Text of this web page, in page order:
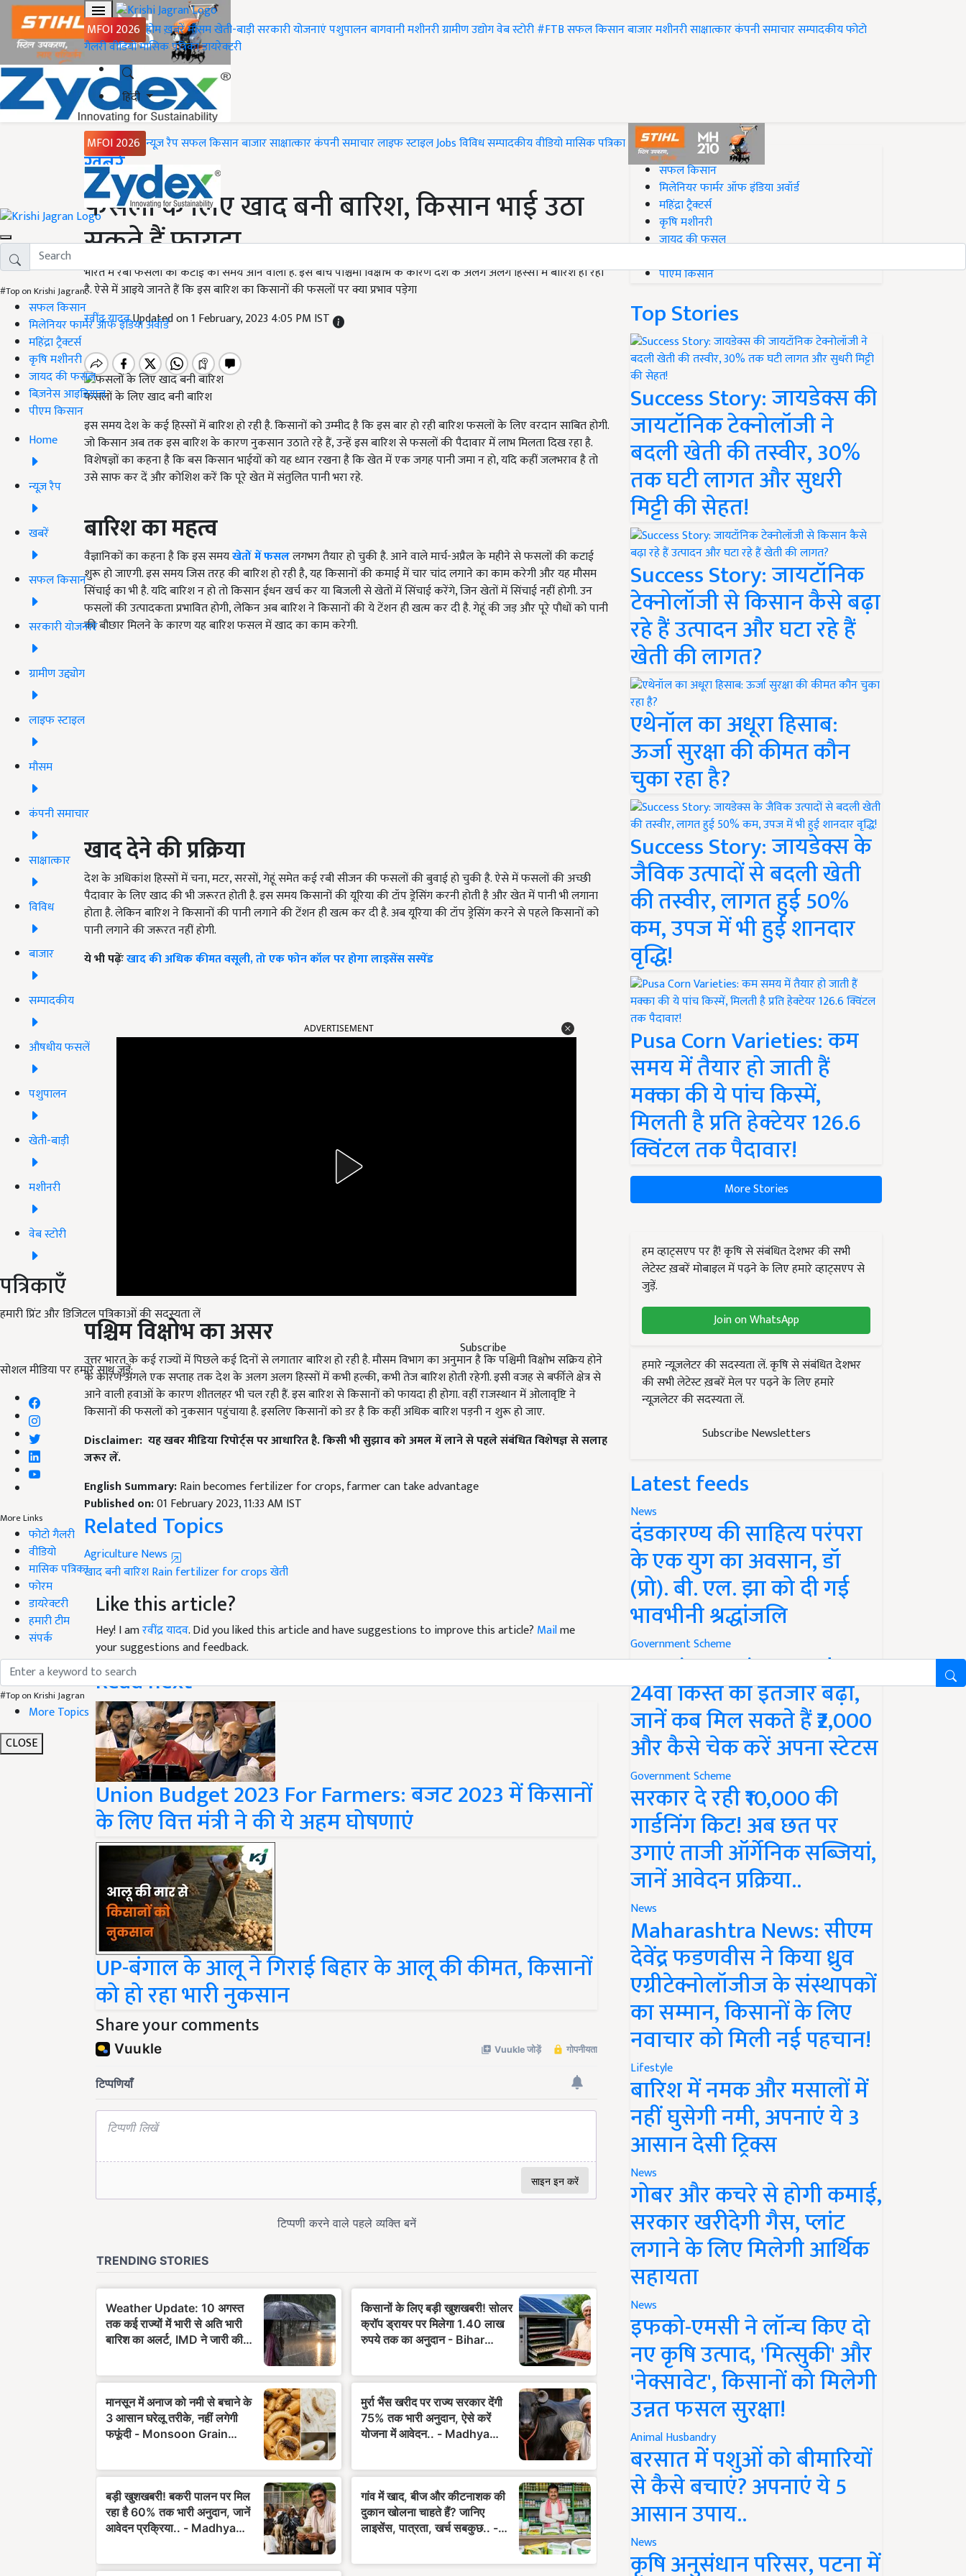
MFOI 2026 होमख़बरेंमौसमखेती-बाड़ीसरकारी योजनाएंपशुपालनबागवानीमशीनरीग्रामीण उद्योगवेब स्टोरी#FTBसफल किसानबाजारमशीनरीसाक्षात्कारकंपनी समाचारसम्पादकीयफोटो
गैलरीवीडियोमासिक पत्रिकाडायरेक्टरी
हिंदी
MFOI 2026 न्यूज़ रैपसफल किसानबाजारसाक्षात्कारकंपनी समाचारलाइफ स्टाइलJobsविविधसम्पादकीयवीडियोमासिक पत्रिका
#Top on Krishi Jagran
सफल किसान
मिलेनियर फार्मर ऑफ इंडिया अवॉर्ड
महिंद्रा ट्रैक्टर्स
कृषि मशीनरी
जायद की फसल
बिज़नेस आइडियाज
पीएम किसान
Home
न्यूज़ रैप
खबरें
सफल किसान
सरकारी योजनाएं
ग्रामीण उद्द्योग
लाइफ स्टाइल
मौसम
कंपनी समाचार
साक्षात्कार
विविध
बाजार
सम्पादकीय
औषधीय फसलें
पशुपालन
खेती-बाड़ी
मशीनरी
वेब स्टोरी
पत्रिकाएँ
हमारी प्रिंट और डिजिटल पत्रिकाओं की सदस्यता लें
Subscribe
सोशल मीडिया पर हमारे साथ जुड़ें:
More Links
फोटो गैलरी
वीडियो
मासिक पत्रिका
फोरम
डायरेक्टरी
हमारी टीम
संपर्क
#Top on Krishi Jagran
More Topics
CLOSE
Home
ख़बरें
फसलों के लिए खाद बनी बारिश, किसान भाई उठा
सकते हैं फायदा
भारत में रबी फसलों की कटाई का समय आने वाला है. इस बीच पश्चिमी विक्षोभ के कारण देश के अलग अलग हिस्सों में बारिश हो रही
है. ऐसे में आइये जानते हैं कि इस बारिश का किसानों की फसलों पर क्या प्रभाव पड़ेगा
रवींद्र यादवUpdated on 1 February, 2023 4:05 PM IST
फसलों के लिए खाद बनी बारिश
इस समय देश के कई हिस्सों में बारिश हो रही है. किसानों को उम्मीद है कि इस बार हो रही बारिश फसलों के लिए वरदान साबित होगी.
जो किसान अब तक इस बारिश के कारण नुकसान उठाते रहे हैं, उन्हें इस बारिश से फसलों की पैदावार में लाभ मिलता दिख रहा है.
विशेषज्ञों का कहना है कि बस किसान भाईयों को यह ध्यान रखना है कि खेत में एक जगह पानी जमा न हो, यदि कहीं जलभराव है तो
उसे साफ कर दें और कोशिश करें कि पूरे खेत में संतुलित पानी भरा रहे.
बारिश का महत्व
वैज्ञानिकों का कहना है कि इस समयखेतों में फसललगभग तैयार हो चुकी है. आने वाले मार्च-अप्रैल के महीने से फसलों की कटाई
शुरू हो जाएगी. इस समय जिस तरह की बारिश हो रही है, यह किसानों की कमाई में चार चांद लगाने का काम करेगी और यह मौसम
सिंचाई का भी है. यदि बारिश न हो तो किसान ईधन खर्च कर या बिजली से खेतों में सिंचाई करेंगे, जिन खेतों में सिंचाई नहीं होगी. उन
फसलों की उत्पादकता प्रभावित होगी, लेकिन अब बारिश ने किसानों की ये टेंशन ही खत्म कर दी है. गेहूं की जड़ और पूरे पौधों को पानी
की बौछार मिलने के कारण यह बारिश फसल में खाद का काम करेगी.
खाद देने की प्रक्रिया
देश के अधिकांश हिस्सों में चना, मटर, सरसों, गेहूं समेत कई रबी सीजन की फसलों की बुवाई हो चुकी है. ऐसे में फसलों की अच्छी
पैदावार के लिए खाद की भी जरूरत होती है. इस समय किसानों की यूरिया की टॉप ड्रेसिंग करनी होती है और खेत में पानी भी लगाना
होता है. लेकिन बारिश ने किसानों की पानी लगाने की टेंशन ही खत्म कर दी है. अब यूरिया की टॉप ड्रेसिंग करने से पहले किसानों को
पानी लगाने की जरूरत नहीं होगी.
ये भी पढ़ेंःखाद की अधिक कीमत वसूली, तो एक फोन कॉल पर होगा लाइसेंस सस्पेंड
ADVERTISEMENT
पश्चिम विक्षोभ का असर
उत्तर भारत के कई राज्यों में पिछले कई दिनों से लगातार बारिश हो रही है. मौसम विभाग का अनुमान है कि पश्चिमी विक्षोभ सक्रिय होने
के कारण अगले एक सप्ताह तक देश के अलग अलग हिस्सों में कभी हल्की, कभी तेज बारिश होती रहेगी. इसी वजह से बर्फीले क्षेत्र से
आने वाली हवाओं के कारण शीतलहर भी चल रही हैं. इस बारिश से किसानों को फायदा ही होगा. वहीं राजस्थान में ओलावृष्टि ने
किसानों की फसलों को नुकसान पहुंचाया है. इसलिए किसानों को डर है कि कहीं अधिक बारिश पड़नी न शुरू हो जाए.
Disclaimer: यह खबर मीडिया रिपोर्ट्स पर आधारित है. किसी भी सुझाव को अमल में लाने से पहले संबंधित विशेषज्ञ से सलाह
जरूर लें.
English Summary:Rain becomes fertilizer for crops, farmer can take advantage
Published on:01 February 2023, 11:33 AM IST
Related Topics
Agriculture News
खाद बनी बारिशRainfertilizer for cropsखेती
Like this article?
Hey! I amरवींद्र यादव. Did you liked this article and have suggestions to improve this article? Mailme
your suggestions and feedback.
Read next
Union Budget 2023 For Farmers: बजट 2023 में किसानों
के लिए वित्त मंत्री ने की ये अहम घोषणाएं
UP-बंगाल के आलू ने गिराई बिहार के आलू की कीमत, किसानों
को हो रहा भारी नुकसान
Share your comments
#Top on Krishi Jagran
सफल किसान
मिलेनियर फार्मर ऑफ इंडिया अवॉर्ड
महिंद्रा ट्रैक्टर्स
कृषि मशीनरी
जायद की फसल
पीएम किसान
Top Stories
Success Story: जायडेक्स की
जायटॉनिक टेक्नोलॉजी ने
बदली खेती की तस्वीर, 30%
तक घटी लागत और सुधरी
मिट्टी की सेहत!
Success Story: जायटॉनिक
टेक्नोलॉजी से किसान कैसे बढ़ा
रहे हैं उत्पादन और घटा रहे हैं
खेती की लागत?
एथेनॉल का अधूरा हिसाब:
ऊर्जा सुरक्षा की कीमत कौन
चुका रहा है?
Success Story: जायडेक्स के
जैविक उत्पादों से बदली खेती
की तस्वीर, लागत हुई 50%
कम, उपज में भी हुई शानदार
वृद्धि!
Pusa Corn Varieties: कम
समय में तैयार हो जाती हैं
मक्का की ये पांच किस्में,
मिलती है प्रति हेक्टेयर 126.6
क्विंटल तक पैदावार!
More Stories
हम व्हाट्सएप पर हैं! कृषि से संबंधित देशभर की सभी
लेटेस्ट ख़बरें मोबाइल में पढ़ने के लिए हमारे व्हाट्सएप से
जुड़ें.
Join on WhatsApp
हमारे न्यूज़लेटर की सदस्यता लें. कृषि से संबंधित देशभर
की सभी लेटेस्ट ख़बरें मेल पर पढ़ने के लिए हमारे
न्यूज़लेटर की सदस्यता लें.
Subscribe Newsletters
Latest feeds
News
दंडकारण्य की साहित्य परंपरा
के एक युग का अवसान, डॉ
(प्रो). बी. एल. झा को दी गई
भावभीनी श्रद्धांजलि
Government Scheme
PM Kisan Yojana Update:
24वीं किस्त का इंतजार बढ़ा,
जानें कब मिल सकते हैं ₹2,000
और कैसे चेक करें अपना स्टेटस
Government Scheme
सरकार दे रही ₹10,000 की
गार्डनिंग किट! अब छत पर
उगाएं ताजी ऑर्गेनिक सब्जियां,
जानें आवेदन प्रक्रिया..
News
Maharashtra News: सीएम
देवेंद्र फडणवीस ने किया ध्रुव
एग्रीटेक्नोलॉजीज के संस्थापकों
का सम्मान, किसानों के लिए
नवाचार को मिली नई पहचान!
Lifestyle
बारिश में नमक और मसालों में
नहीं घुसेगी नमी, अपनाएं ये 3
आसान देसी ट्रिक्स
News
गोबर और कचरे से होगी कमाई,
सरकार खरीदेगी गैस, प्लांट
लगाने के लिए मिलेगी आर्थिक
सहायता
News
इफको-एमसी ने लॉन्च किए दो
नए कृषि उत्पाद, 'मित्सुकी' और
'नेक्सावेट', किसानों को मिलेगी
उन्नत फसल सुरक्षा!
Animal Husbandry
बरसात में पशुओं को बीमारियों
से कैसे बचाएं? अपनाएं ये 5
आसान उपाय..
News
कृषि अनुसंधान परिसर, पटना में